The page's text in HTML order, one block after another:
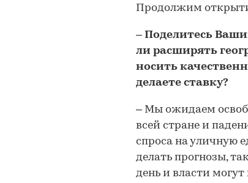
Продолжим
– Поделитесь
ли расширять
носить
делаете ставку?
– Мы ожидаем
всей стране и
спроса на уличную
делать прогнозы,
день и власти могут